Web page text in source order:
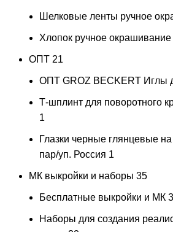
Шелковые ленты ручное
Хлопок ручное окрашивание
ОПТ 21
ОПТ GROZ BECKERT Иглы
Т-шплинт для поворотного
1
Глазки черные глянцевые на
пар/уп. Россия 1
МК выкройки и наборы 35
Бесплатные выкройки и МК 3
Наборы для создания